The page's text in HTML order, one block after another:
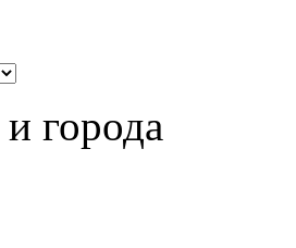
города